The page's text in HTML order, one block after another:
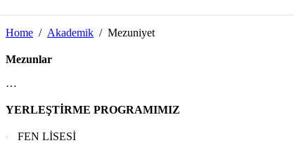
Home Akademik Mezuniyet
Mezunlar
…
YERLEŞTİRME PROGRAMIMIZ
FEN LİSESİ